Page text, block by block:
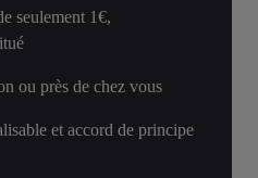
seulement 1€,
ou près de chez vous
et accord de principe